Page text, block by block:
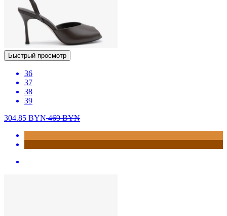
Быстрый просмотр
36
37
38
39
304.85 BYN469BYN